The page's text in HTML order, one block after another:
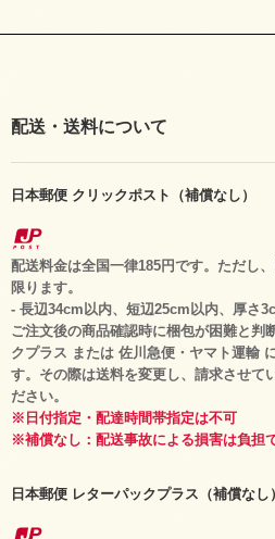
配送・送料について
日本郵便 クリックポスト（補償なし）
配送料金は全国一律185円です。ただし
限ります。
- 長辺34cm以内、短辺25cm以内、厚さ
ご注文後の商品確認時に梱包が困難と判
クプラス または 佐川急便・ヤマト運輸
す。その際は送料を変更し、請求させて
ださい。
※日付指定・配達時間帯指定は不可
※補償なし：配送事故による損害は負担
日本郵便 レターパックプラス（補償なし）